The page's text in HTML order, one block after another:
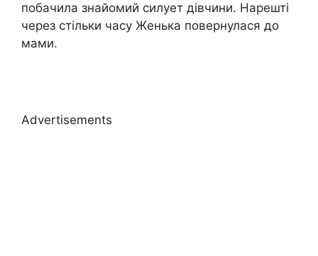
побачила знайомий силует дівчини. Нарешті
через стільки часу Женька повернулася до
мами.
Advertisements